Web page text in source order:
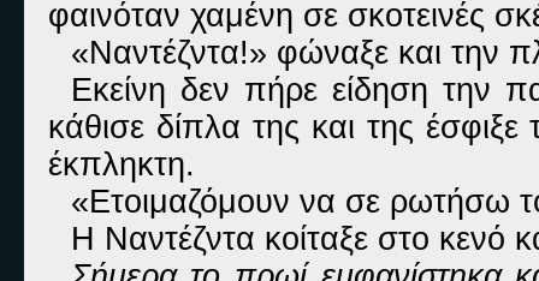
φαινόταν χαμένη σε σκοτεινές
«Ναντέζντα!» φώναξε και την
Εκείνη δεν πήρε είδηση την
κάθισε δίπλα της και της
έκπληκτη.
«Ετοιμαζόμουν να σε ρωτήσω
Η Ναντέζντα κοίταξε στο κενό